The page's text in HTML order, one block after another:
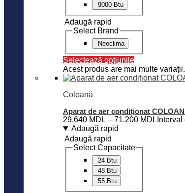
9000 Btu
Adaugă rapid
Select Brand
Neoclima
Selectează opțiunile
Acest produs are mai multe
Coloană
Aparat de aer condiționat
29.640 MDL – 71.200 MDL
Adaugă rapid
Adaugă rapid
Select Capacitate
24 Btu
48 Btu
55 Btu